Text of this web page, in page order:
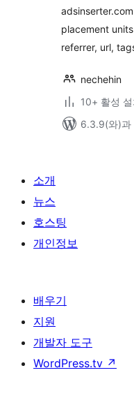
placement
referrer, url,
nechehin
10+ 활성 설
6.3.9(와)과
소개
뉴스
호스팅
개인정보
배우기
지원
개발자 도구
WordPress.tv ↗